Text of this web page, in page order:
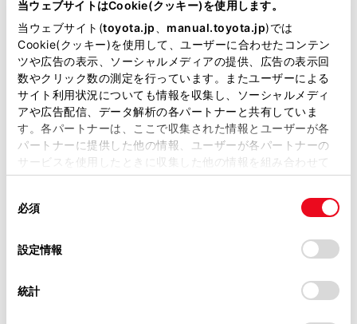
当ウェブサイトはCookie(クッキー)を使用します。
当ウェブサイト(toyota.jp manual.toyota.jp)では
Cookie(クッキー)を使用して、ユーザーに合わせたコンテン
ツや広告の表示、ソーシャルメディアの提供、広告の表示回
数やクリック数の測定を行っています。またユーザーによる
サイト利用状況についても情報を収集し、ソーシャルメディ
アや広告配信、データ解析の各パートナーと共有していま
す。各パートナーは、ここで収集された情報とユーザーが各
パートナーに提供した他の情報、ユーザーが各パートナーの
サービスを使用したときに収集した他の情報を組み合わせて
使用することがあります。当ウェブサイトの使用を続行する
デバイスにすべてのCookie(クッキー)が保存されることに同
意したことになります。Cookie(クッキー)のオプトアウト、
設定の変更、同意を撤回したりするにあたっては、当社の
「Cookie（クッキー）情報の取り扱いについて
」をご覧くだ
必須
設定情報
統計
る取り組みを掲載しています。